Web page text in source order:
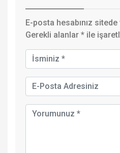
E-posta hesabınız sitede
Gerekli alanlar * ile